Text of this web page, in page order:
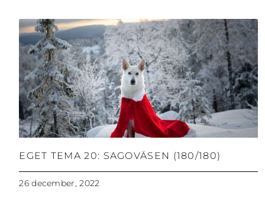
EGET TEMA 20: SAGOVÄSEN (180/180)
26 december, 2022